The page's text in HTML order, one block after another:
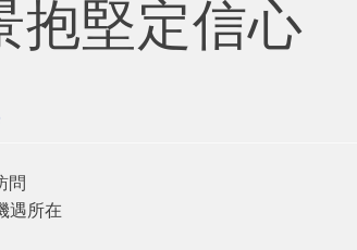
堅定信心
問
遇所在